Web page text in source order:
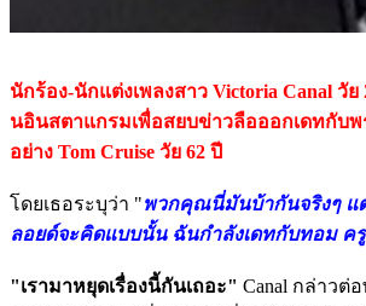
นักร้อง-นักแต่งเพลงสาว Victoria Canal วัย
นอินสตาแกรมเพื่อสยบข่าวลือออกเดทกับพ
อย่าง Tom Cruise วัย 62 ปี
โดยเธอระบุว่า "พวกคุณนี่มันบ้ากันจริงๆ แ
ลอยด์จะคิดแบบนั้น ฉันกำลังเดทกับทอม ค
"เรามาหยุดเรื่องนี้กันเถอะ" Canal กล่าวต่